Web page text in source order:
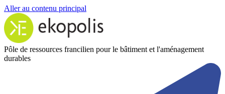
Aller au contenu principal
Pôle de ressources francilien pour le bâtiment et l'aménagement
durables